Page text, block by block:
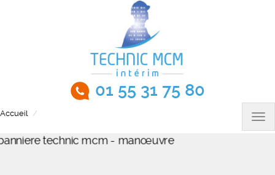
01 55 31 75 80
Accueil